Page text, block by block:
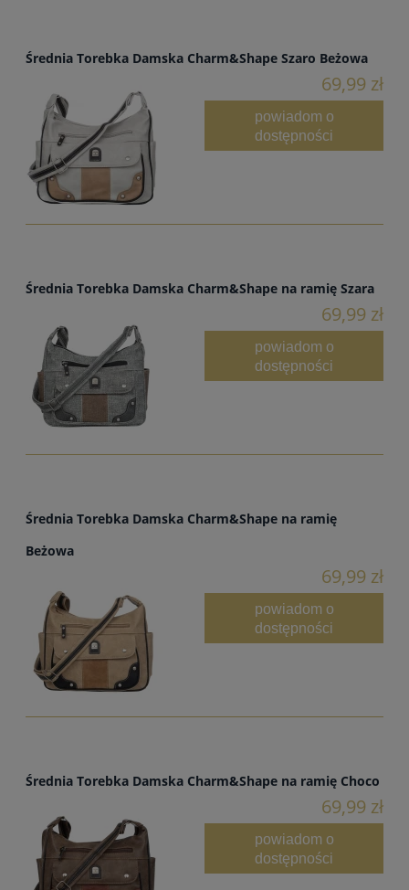
Średnia Torebka Damska Charm&Shape Szaro Beżowa
69,99 zł
powiadom o
dostępności
Średnia Torebka Damska Charm&Shape na ramię Szara
69,99 zł
powiadom o
dostępności
Średnia Torebka Damska Charm&Shape na ramię
Beżowa
69,99 zł
powiadom o
dostępności
Średnia Torebka Damska Charm&Shape na ramię Choco
69,99 zł
powiadom o
dostępności